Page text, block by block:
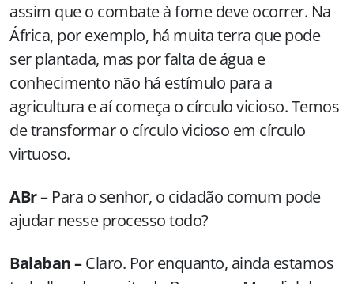
assim que o combate à fome deve ocorrer. Na
África, por exemplo, há muita terra que pode
ser plantada, mas por falta de água e
conhecimento não há estímulo para a
agricultura e aí começa o círculo vicioso. Temos
de transformar o círculo vicioso em círculo
virtuoso.
ABr –Para o senhor, o cidadão comum pode
ajudar nesse processo todo?
Balaban –Claro. Por enquanto, ainda estamos